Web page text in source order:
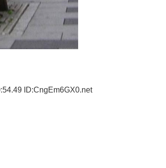
ID:CngEm6GX0.net